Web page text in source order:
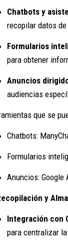
Chatbots y
recopilar datos
Formularios
para obtener
Anuncios
audiencias
que se
Chatbots:
Formularios
Anuncios: Google
y
Integración con
para centralizar